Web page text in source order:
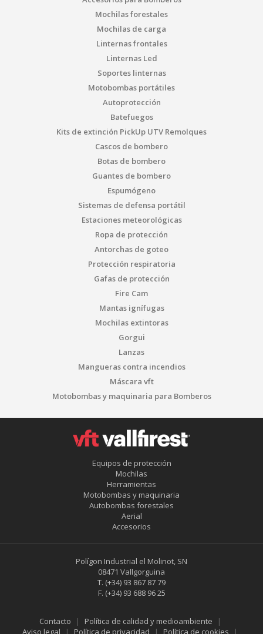
Mochilas forestales
Mochilas de carga
Linternas frontales
Linternas Led
Soportes linternas
Motobombas portátiles
Autoprotección
Batefuegos
Kits de extinción PickUp UTV Remolques
Cascos de bombero
Botas de bombero
Guantes de bombero
Espumógeno
Sistemas de defensa portátil
Estaciones meteorológicas
Ropa de protección
Antorchas de goteo
Protección respiratoria
Gafas de protección
Fire Cam
Mantas ignífugas
Mochilas extintoras
Gorgui
Lanzas
Mangueras contra incendios
Máscara vft
Motobombas y maquinaria para Bomberos
Equipos de protección
Mochilas
Herramientas
Motobombas y maquinaria
Autobombas forestales
Aerial
Accesorios
Polígon Industrial el Molinot, SN
08471 Vallgorguina
T. (+34) 93 867 87 79
F. (+34) 93 688 96 25
Contacto
Política de calidad y medioambiente
Aviso legal
Política de privacidad Política de cookies
Guardar configuración Aceptar todas